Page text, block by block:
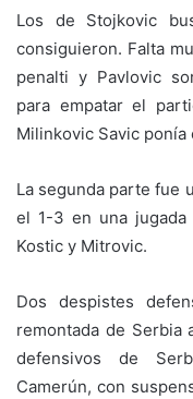
Los de Stojkovic
consiguieron. Falta
penalti y Pavlovic
para empatar el
Milinkovic Savic
La segunda parte fue
el 1-3 en una jugada
Kostic y Mitrovic.
Dos despistes
remontada de Serbia
defensivos de
Camerún, con